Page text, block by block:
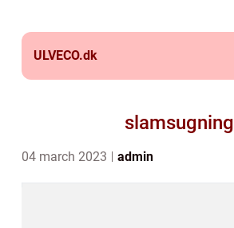
ULVECO.dk
slamsugning
04 march 2023 admin